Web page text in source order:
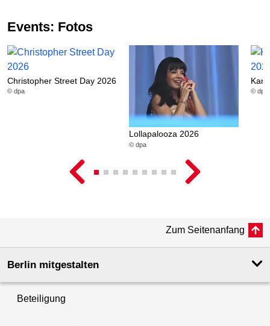
Events: Fotos
Christopher Street Day 2026
© dpa
Lollapalooza 2026
© dpa
© dpa
Zum Seitenanfang
Berlin mitgestalten
Beteiligung